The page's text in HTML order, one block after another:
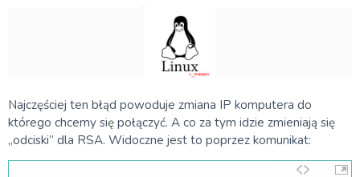
Najczęściej ten błąd powoduje zmiana IP komputera do
którego chcemy się połączyć. A co za tym idzie zmieniają się
„odciski” dla RSA. Widoczne jest to poprzez komunikat: